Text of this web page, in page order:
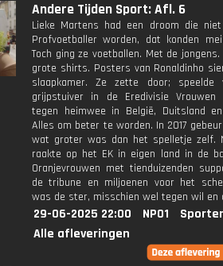
Andere Tijden Sport: Afl. 6
Lieke Martens had een droom die
Profvoetballer worden, dat konden
Toch ging ze voetballen. Met de
grote shirts. Posters van Ronaldinho
slaapkamer. Ze zette door; speelde
grijpstuiver in de Eredivisie Vrouwen
tegen heimwee in België, Duitsland
Alles om beter te worden. In 2017
wat groter was dan het spelletje zelf.
raakte op het EK in eigen land in de
Oranjevrouwen met tienduizenden
de tribune en miljoenen voor het
was de ster, misschien wel tegen wil en
29-06-2025 22:00 NPO1
Alle afleveringen